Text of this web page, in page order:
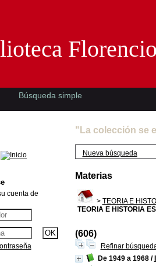
"La colección se
Nueva búsqueda
Materias
> TEORIA E
TEORIA E HISTORIA
(606)
Refinar
De 1949 a 1968/
Búsqueda simple
cuenta de